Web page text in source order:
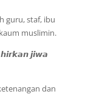
guru, staf, ibu
muslimin.
𝙟𝙞𝙬𝙖
dan